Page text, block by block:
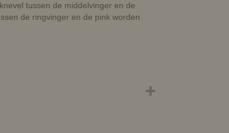
tussen de middelvinger en de
de ringvinger en de pink worden